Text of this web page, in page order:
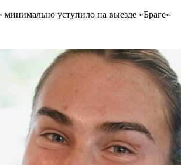
уступило на выезде «Браге»